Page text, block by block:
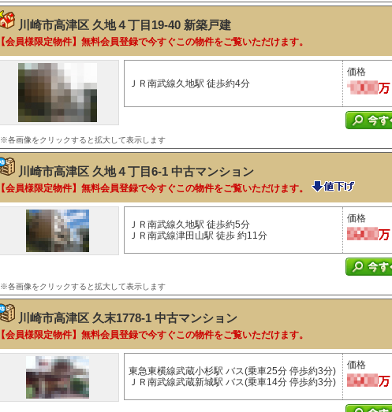
川崎市高津区 久地４丁目19-40 新築戸建
【会員様限定物件】無料会員登録で今すぐこの物件をご覧いただけます。
ＪＲ南武線久地駅 徒歩約4分
価格
※各画像をクリックすると拡大して表示します
川崎市高津区 久地４丁目6-1 中古マンション
【会員様限定物件】無料会員登録で今すぐこの物件をご覧いただけます。
ＪＲ南武線久地駅 徒歩約5分
ＪＲ南武線津田山駅 徒歩 約11分
価格
※各画像をクリックすると拡大して表示します
川崎市高津区 久末1778-1 中古マンション
【会員様限定物件】無料会員登録で今すぐこの物件をご覧いただけます。
東急東横線武蔵小杉駅 バス(乗車25分 停歩約3分)
ＪＲ南武線武蔵新城駅 バス(乗車14分 停歩約3分)
価格